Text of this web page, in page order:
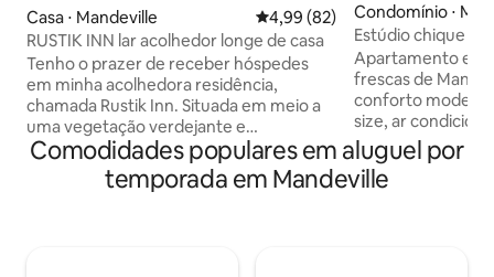
Casa ⋅ Mandeville 4,99 de uma avaliação média
4,99 (82)
RUSTIK INN lar acolhedor longe de casa
Tenho o prazer de receber hóspedes
em minha acolhedora residência,
chamada Rustik Inn. Situada em meio a
uma vegetação verdejante e
exuberante, você encontrará a
escapadinha perfeita na paróquia mais
legal da Jamaica. Aqui você encontrará
Condomínio ⋅
Estúdio chique
condicionado,
Apartamento
frescas de
conforto
size, ar
totalmente
privada, Wi-Fi
lavadora/
Comodidades populares em aluguel por
temporada em Mandeville